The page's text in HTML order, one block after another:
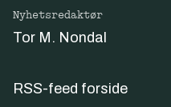
Nyhetsredaktør
Tor M. Nondal
RSS-feed forside